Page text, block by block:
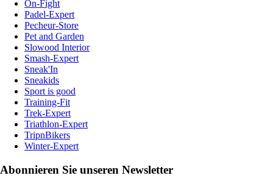
On-Fight
Padel-Expert
Pecheur-Store
Pet and Garden
Slowood Interior
Smash-Expert
Sneak'In
Sneakids
Sport is good
Training-Fit
Trek-Expert
Triathlon-Expert
TripnBikers
Winter-Expert
Abonnieren Sie unseren Newsletter